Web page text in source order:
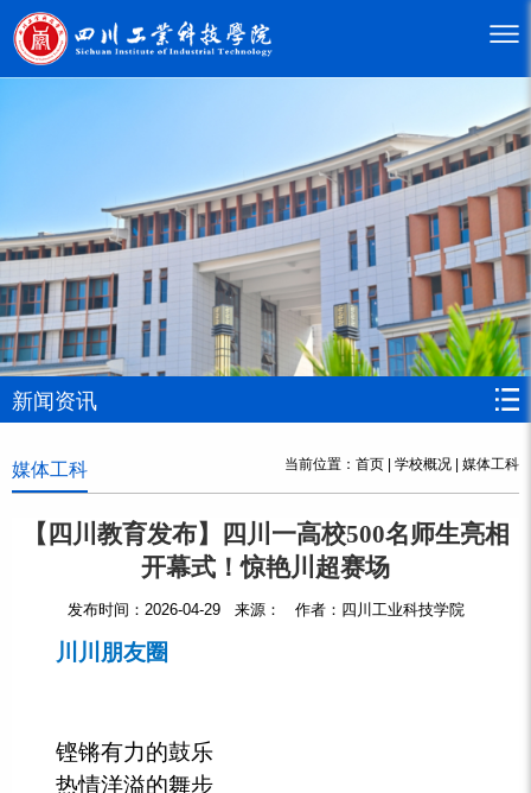
新闻资讯
媒体工科 当前位置： 首页 | 学校概况 | 媒体工科
【四川教育发布】四川一高校500名师生亮相
开幕式！惊艳川超赛场
发布时间：2026-04-29 来源： 作者：四川工业科技学院
川川朋友圈
铿锵有力的鼓乐
热情洋溢的舞步